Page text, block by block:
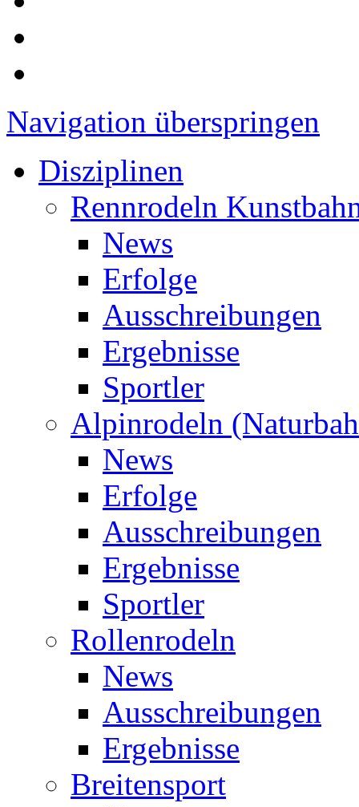
Navigation überspringen
Disziplinen
Rennrodeln
News
Erfolge
Ausschreibungen
Ergebnisse
Sportler
Alpinrodeln
News
Erfolge
Ausschreibungen
Ergebnisse
Sportler
Rollenrodeln
News
Ausschreibungen
Ergebnisse
Breitensport